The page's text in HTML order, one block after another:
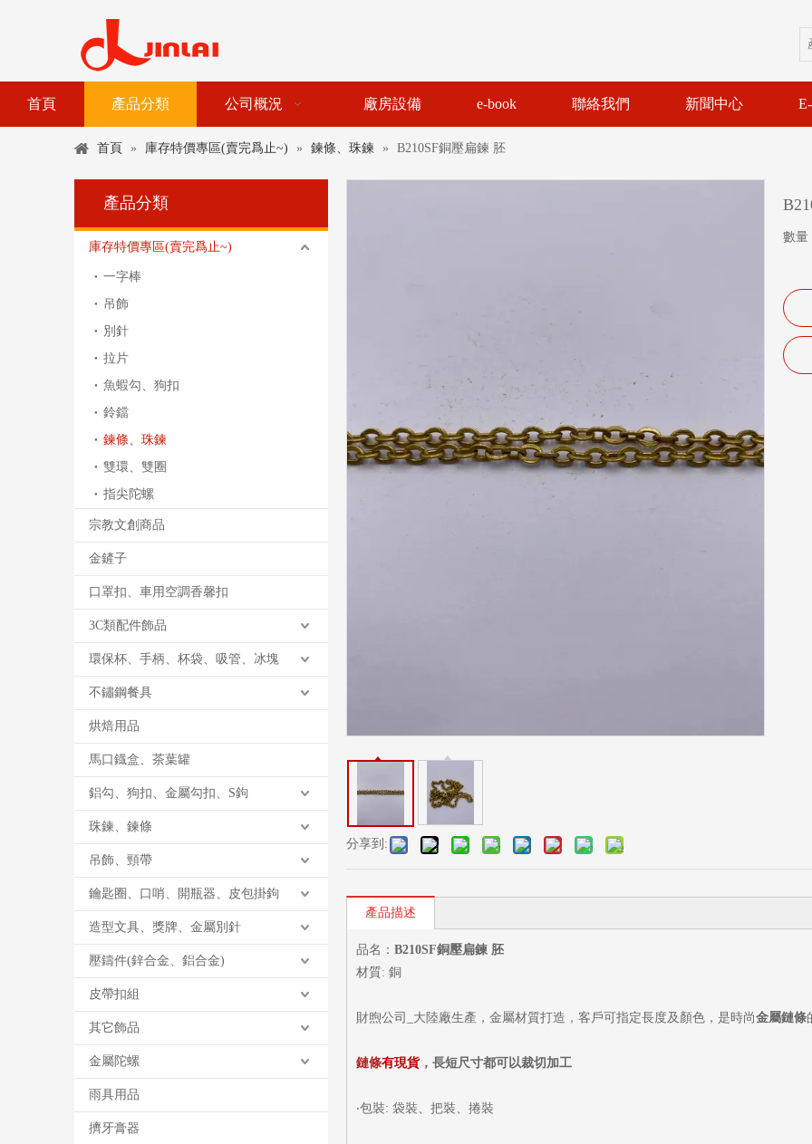
首頁 產品分類 公司概況 廠房設備 e-book 聯絡我們 新聞中心
首頁 » 庫存特價專區(賣完爲止~) » 鍊條、珠鍊 » B210SF銅壓扁鍊 胚
產品分類
庫存特價專區(賣完爲止~)
一字棒
吊飾
別針
拉片
魚蝦勾、狗扣
鈴鐺
鍊條、珠鍊
雙環、雙圈
指尖陀螺
宗教文創商品
金鏟子
口罩扣、車用空調香馨扣
3C類配件飾品
環保杯、手柄、杯袋、吸管、冰塊
不鏽鋼餐具
烘焙用品
馬口鐡盒、茶葉罐
鋁勾、狗扣、金屬勾扣、S鉤
珠鍊、鍊條
吊飾、頸帶
鑰匙圈、口哨、開瓶器、皮包掛鉤
造型文具、獎牌、金屬別針
壓鑄件(鋅合金、鋁合金)
皮帶扣組
其它飾品
金屬陀螺
雨具用品
擠牙膏器
分享到:
數量
產品描述
品名： B210SF銅壓扁鍊 胚
材質: 銅
財煦公司_大陸廠生產，金屬材質打造，客戶可指定長度及顏色，是時尚金屬鏈條
鏈條有現貨，長短尺寸都可以裁切加工
‧包裝: 袋裝、把裝、捲裝